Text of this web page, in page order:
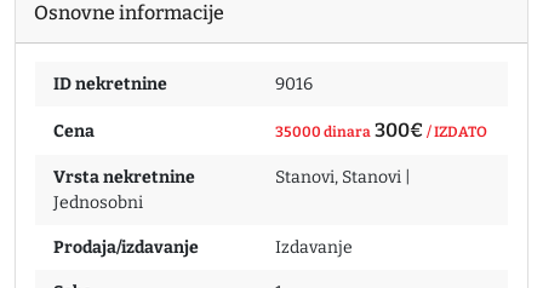
Osnovne informacije
ID nekretnine 9016
Cena 35000 dinara 300€ / IZDATO
Vrsta nekretnine Stanovi, Stanovi |
Jednosobni
Prodaja/izdavanje Izdavanje